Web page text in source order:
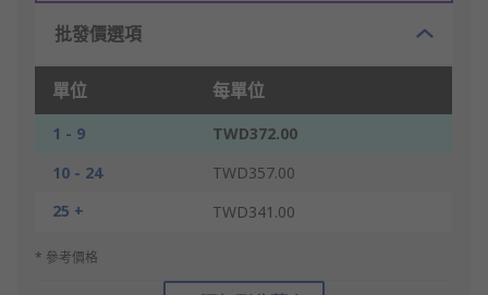
批發價選項
單位 每單位
1 - 9
TWD372.00
10 - 24
TWD357.00
25 +
TWD341.00
* 參考價格